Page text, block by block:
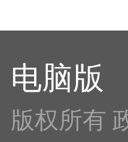
电脑版
版权所有